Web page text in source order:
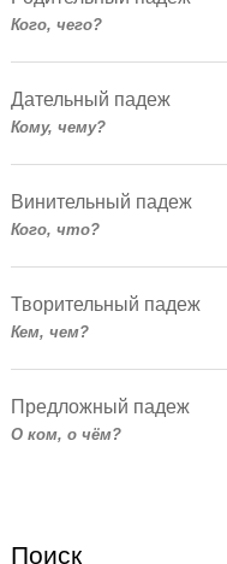
Кого, чего?
Дательный падеж
Кому, чему?
Винительный падеж
Кого, что?
Творительный падеж
Кем, чем?
Предложный падеж
О ком, о чём?
Поиск